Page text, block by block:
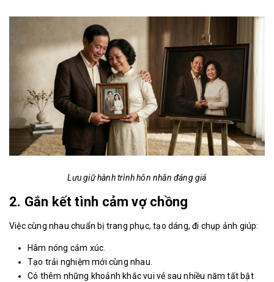
Lưu giữ hành trình hôn nhân đáng giá
2. Gắn kết tình cảm vợ chồng
Việc cùng nhau chuẩn bị trang phục, tạo dáng, đi chụp ảnh giúp:
Hâm nóng cảm xúc.
Tạo trải nghiệm mới cùng nhau.
Có thêm những khoảnh khắc vui vẻ sau nhiều năm tất bật